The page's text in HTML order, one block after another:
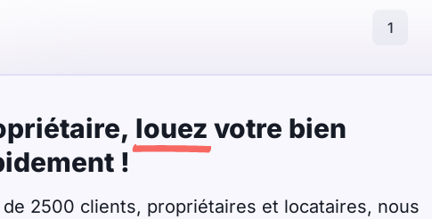
1
louez votre bien
!
de 2500 clients, propriétaires et locataires, nous